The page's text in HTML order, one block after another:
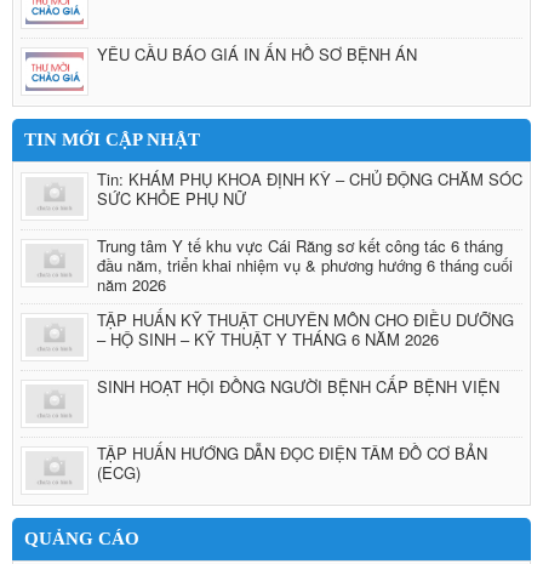
YÊU CẦU BÁO GIÁ IN ẤN HỒ SƠ BỆNH ÁN
TIN MỚI CẬP NHẬT
Tin: KHÁM PHỤ KHOA ĐỊNH KỲ – CHỦ ĐỘNG CHĂM SÓC
SỨC KHỎE PHỤ NỮ
Trung tâm Y tế khu vực Cái Răng sơ kết công tác 6 tháng
đầu năm, triển khai nhiệm vụ & phương hướng 6 tháng cuối
năm 2026
TẬP HUẤN KỸ THUẬT CHUYÊN MÔN CHO ĐIỀU DƯỠNG
– HỘ SINH – KỸ THUẬT Y THÁNG 6 NĂM 2026
SINH HOẠT HỘI ĐỒNG NGƯỜI BỆNH CẤP BỆNH VIỆN
TẬP HUẤN HƯỚNG DẪN ĐỌC ĐIỆN TÂM ĐỒ CƠ BẢN
(ECG)
QUẢNG CÁO